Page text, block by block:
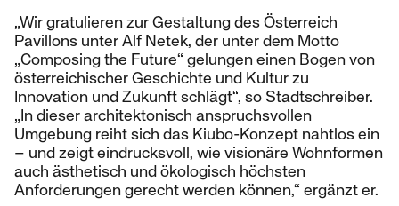
„Wir gratulieren zur Gestaltung des Österreich
Pavillons unter Alf Netek, der unter dem Motto
„Composing the Future“ gelungen einen Bogen von
österreichischer Geschichte und Kultur zu
Innovation und Zukunft schlägt“, so Stadtschreiber.
„In dieser architektonisch anspruchsvollen
Umgebung reiht sich das Kiubo-Konzept nahtlos ein
– und zeigt eindrucksvoll, wie visionäre Wohnformen
auch ästhetisch und ökologisch höchsten
Anforderungen gerecht werden können,“ ergänzt er.